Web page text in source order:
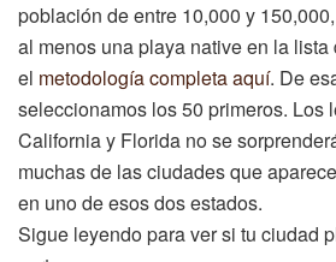
población de entre 10,000 y
al menos una playa native en la lista
el metodología completa aquí. De
seleccionamos los 50 primeros. Los
California y Florida no se
muchas de las ciudades que
en uno de esos dos estados.
Sigue leyendo para ver si tu ciudad